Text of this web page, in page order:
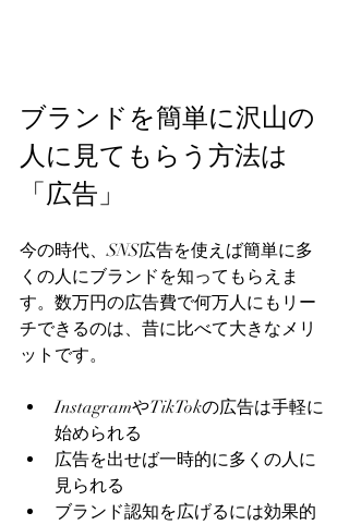
ブランドを簡単に沢山の
人に見てもらう方法は
「広告」
今の時代、SNS広告を使えば簡単に多
くの人にブランドを知ってもらえま
す。数万円の広告費で何万人にもリー
チできるのは、昔に比べて大きなメリ
ットです。
InstagramやTikTokの広告は手軽に
始められる
広告を出せば一時的に多くの人に
見られる
ブランド認知を広げるには効果的